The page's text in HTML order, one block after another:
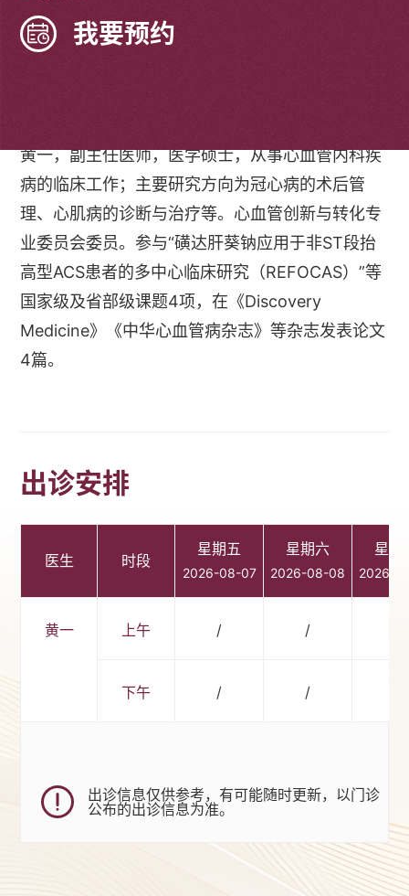
我要预约
黄一，副主任医师，医学硕士，从事心血管内科疾
病的临床工作；主要研究方向为冠心病的术后管
理、心肌病的诊断与治疗等。心血管创新与转化专
业委员会委员。参与“磺达肝葵钠应用于非ST段抬
高型ACS患者的多中心临床研究（REFOCAS）”等
国家级及省部级课题4项，在《Discovery
Medicine》《中华心血管病杂志》等杂志发表论文
4篇。
出诊安排
医生 时段
星期五
2026-08-07
星期六
2026-08-08
星期
2026-
黄一 上午 / /
下午 / /
出诊信息仅供参考，有可能随时更新，以门诊
公布的出诊信息为准。